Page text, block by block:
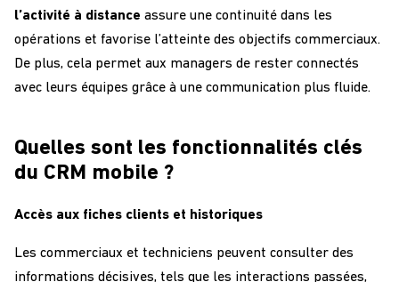
l’activité à distance assure une continuité dans les
opérations et favorise l’atteinte des objectifs commerciaux.
De plus, cela permet aux managers de rester connectés
avec leurs équipes grâce à une communication plus fluide.
Quelles sont les fonctionnalités clés
du CRM mobile ?
Accès aux fiches clients et historiques
Les commerciaux et techniciens peuvent consulter des
informations décisives, tels que les interactions passées,